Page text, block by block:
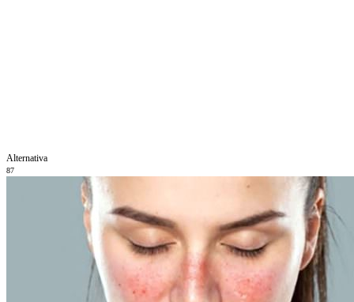
Alternativa
87